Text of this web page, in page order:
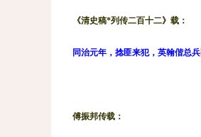
《清史稿*列传二百十二》载：
同治元年，捻匪来犯，英翰偕总兵
傅振邦传载：